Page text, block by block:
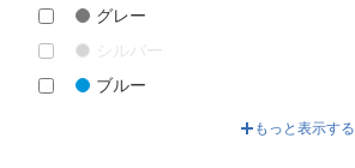
ス
UMO KOBO×nishikawa
グレー
シルバー
ブルー
もっと表示する